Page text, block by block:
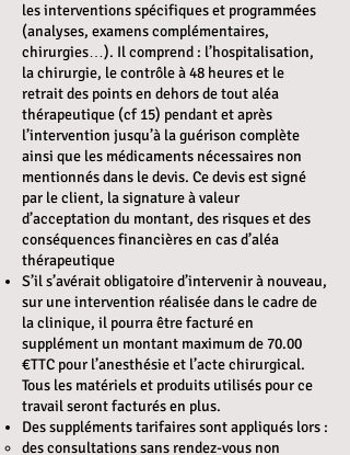
les interventions spécifiques et programmées
(analyses, examens complémentaires,
chirurgies…). Il comprend : l’hospitalisation,
la chirurgie, le contrôle à 48 heures et le
retrait des points en dehors de tout aléa
thérapeutique (cf 15) pendant et après
l’intervention jusqu’à la guérison complète
ainsi que les médicaments nécessaires non
mentionnés dans le devis. Ce devis est signé
par le client, la signature à valeur
d’acceptation du montant, des risques et des
conséquences financières en cas d’aléa
thérapeutique
S’il s’avérait obligatoire d’intervenir à nouveau,
sur une intervention réalisée dans le cadre de
la clinique, il pourra être facturé en
supplément un montant maximum de 70.00
€TTC pour l’anesthésie et l’acte chirurgical.
Tous les matériels et produits utilisés pour ce
travail seront facturés en plus.
Des suppléments tarifaires sont appliqués lors :
des consultations sans rendez-vous non